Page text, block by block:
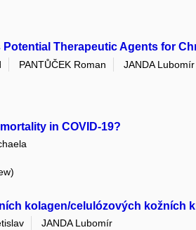
Potential Therapeutic Agents for
PANTŮČEK Roman
JANDA Lubomír
in COVID-19?
kolagen/celulózových kožních
JANDA Lubomír